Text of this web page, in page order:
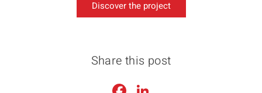
Discover the project
Share this post